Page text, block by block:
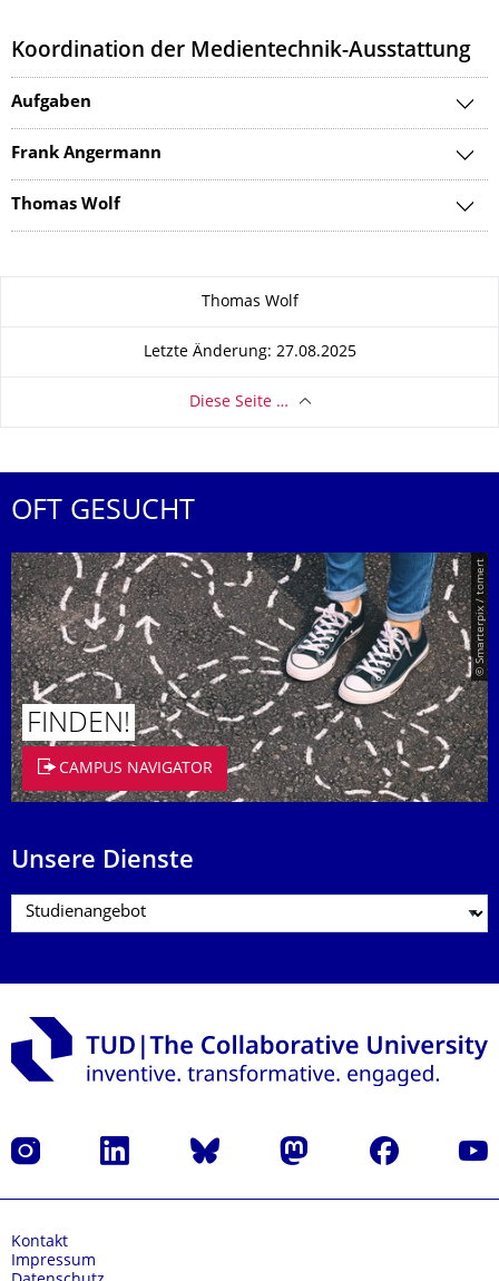
Koordination der Medientechnik-Ausstattung
Aufgaben
Frank Angermann
Thomas Wolf
Thomas Wolf
Letzte Änderung: 27.08.2025
Diese Seite …
OFT GESUCHT
© Smarterpix / tomert
FINDEN!
CAMPUS NAVIGATOR
Unsere Dienste
Instagram LinkedIn Bluesky Mastodon Facebook
Kontakt
Impressum